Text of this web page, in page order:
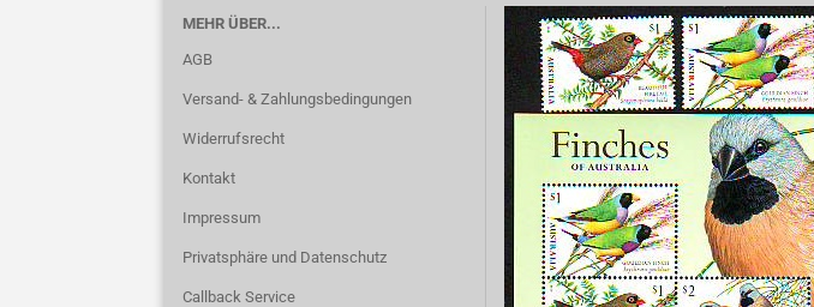
MEHR ÜBER...
AGB
Versand- & Zahlungsbedingungen
Widerrufsrecht
Kontakt
Impressum
Privatsphäre und Datenschutz
Callback Service